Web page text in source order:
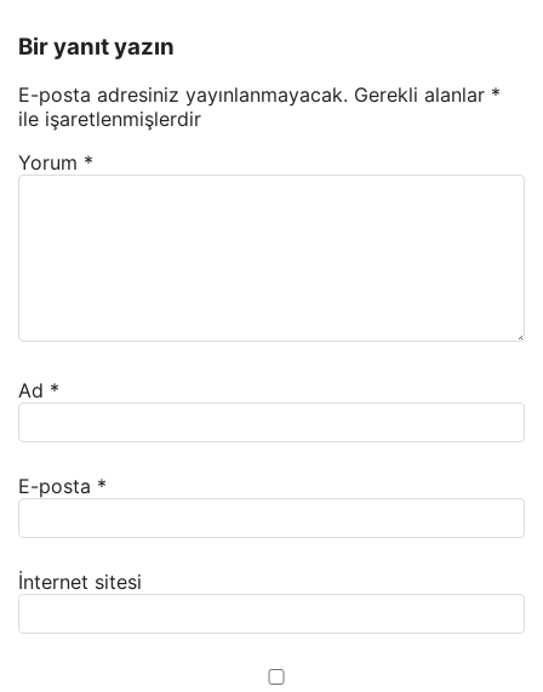
Bir yanıt yazın
E-posta adresiniz yayınlanmayacak. Gerekli alanlar *
ile işaretlenmişlerdir
Yorum *
Ad *
E-posta *
İnternet sitesi